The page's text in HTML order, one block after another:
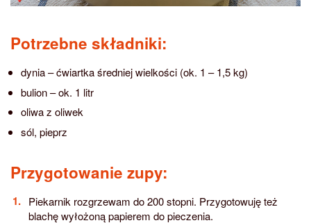
Potrzebne składniki:
dynia – ćwiartka średniej wielkości (ok. 1 – 1,5 kg)
bulion – ok. 1 litr
oliwa z oliwek
sól, pieprz
Przygotowanie zupy:
Piekarnik rozgrzewam do 200 stopni. Przygotowuję też
blachę wyłożoną papierem do pieczenia.